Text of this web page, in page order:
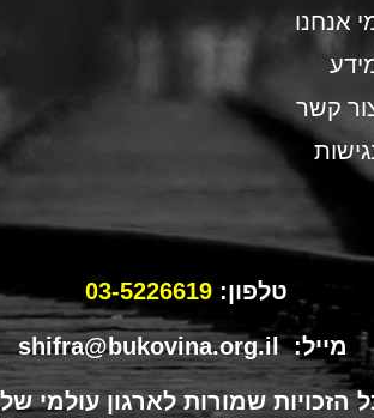
אנחנו
קשר
טלפון:03-5226619
מייל: shifra@bukovina.org.il